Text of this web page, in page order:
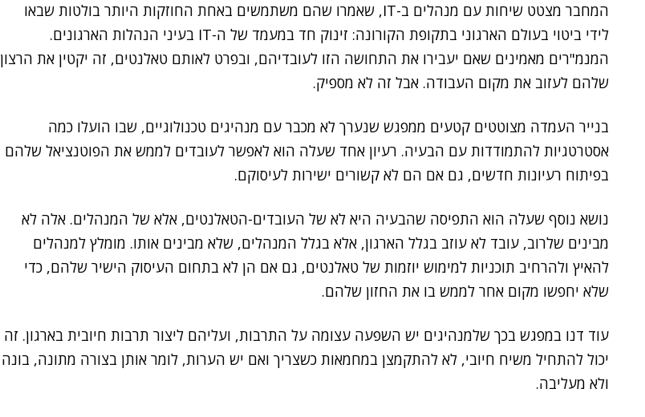
המחבר מצטט שיחות עם מנהלים ב-IT, שאמרו שהם משתמשים באחת החוזקות היותר בולטות שבאו
לידי ביטוי בעולם הארגוני בתקופת הקורונה: זינוק חד במעמד של ה-IT בעיני הנהלות הארגונים.
המנמ"רים מאמינים שאם יעבירו את התחושה הזו לעובדיהם, ובפרט לאותם טאלנטים, זה יקטין את הרצון
שלהם לעזוב את מקום העבודה. אבל זה לא מספיק.
בנייר העמדה מצוטטים קטעים ממפגש שנערך לא מכבר עם מנהיגים טכנולוגיים, שבו הועלו כמה
אסטרטגיות להתמודדות עם הבעיה. רעיון אחד שעלה הוא לאפשר לעובדים לממש את הפוטנציאל שלהם
בפיתוח רעיונות חדשים, גם אם הם לא קשורים ישירות לעיסוקם.
נושא נוסף שעלה הוא התפיסה שהבעיה היא לא של העובדים-הטאלנטים, אלא של המנהלים. אלה לא
מבינים שלרוב, עובד לא עוזב בגלל הארגון, אלא בגלל המנהלים, שלא מבינים אותו. מומלץ למנהלים
להאיץ ולהרחיב תוכניות למימוש יוזמות של טאלנטים, גם אם הן לא בתחום העיסוק הישיר שלהם, כדי
שלא יחפשו מקום אחר לממש בו את החזון שלהם.
עוד דנו במפגש בכך שלמנהיגים יש השפעה עצומה על התרבות, ועליהם ליצור תרבות חיובית בארגון. זה
יכול להתחיל משיח חיובי, לא להתקמצן במחמאות כשצריך ואם יש הערות, לומר אותן בצורה מתונה, בונה
ולא מעליבה.